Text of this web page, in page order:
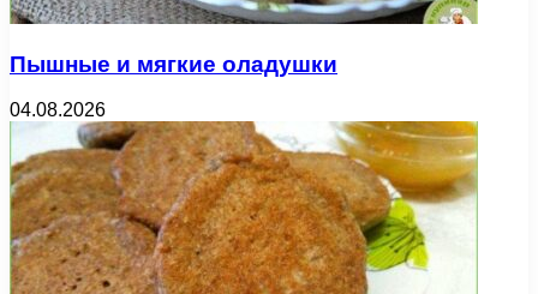
Пышные и мягкие оладушки
04.08.2026